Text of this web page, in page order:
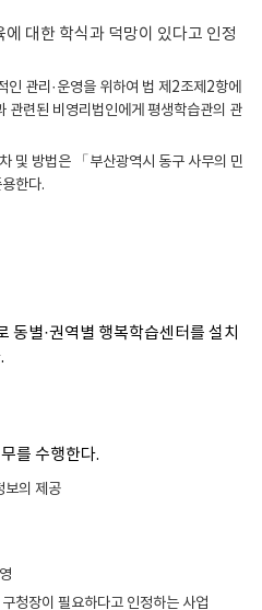
대한 학식과 덕망이 있다고 인정
관리·운영을 위하여 법 제2조제2항에
관련된 비영리법인에게 평생학습관의 관
및 방법은 「부산광역시 동구 사무의 민
한다.
동별·권역별 행복학습센터를 설치
를 수행한다.
보의 제공
청장이 필요하다고 인정하는 사업